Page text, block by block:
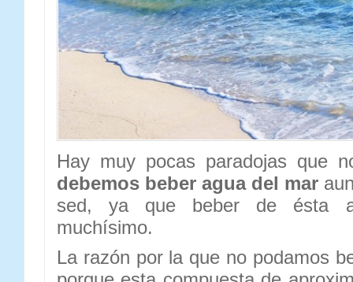
Hay muy pocas paradojas que
debemos beber agua del mar
sed, ya que beber de ésta
muchísimo.
La razón por la que no podamos